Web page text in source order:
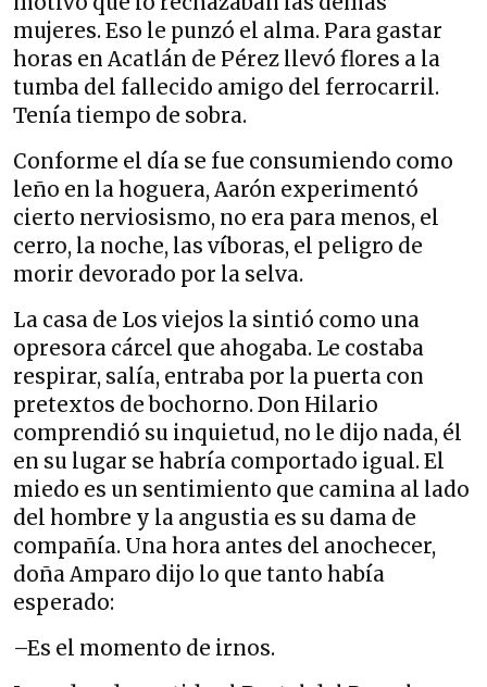
mujeres. Eso le punzó el alma. Para gastar
horas en Acatlán de Pérez llevó flores a la
tumba del fallecido amigo del ferrocarril.
Tenía tiempo de sobra.
Conforme el día se fue consumiendo como
leño en la hoguera, Aarón experimentó
cierto nerviosismo, no era para menos, el
cerro, la noche, las víboras, el peligro de
morir devorado por la selva.
La casa de Los viejos la sintió como una
opresora cárcel que ahogaba. Le costaba
respirar, salía, entraba por la puerta con
pretextos de bochorno. Don Hilario
comprendió su inquietud, no le dijo nada, él
en su lugar se habría comportado igual. El
miedo es un sentimiento que camina al lado
del hombre y la angustia es su dama de
compañía. Una hora antes del anochecer,
doña Amparo dijo lo que tanto había
esperado:
–Es el momento de irnos.